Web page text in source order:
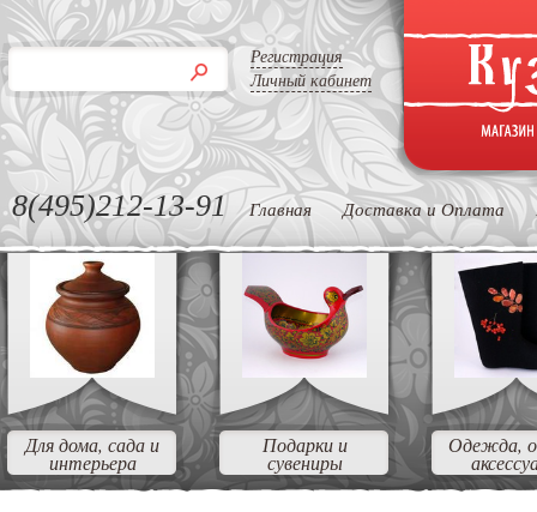
Регистрация
Личный кабинет
8(495)212-13-91 Главная Доставка и Оплата
Для дома, сада и
интерьера
Подарки и
сувениры
Одежда,